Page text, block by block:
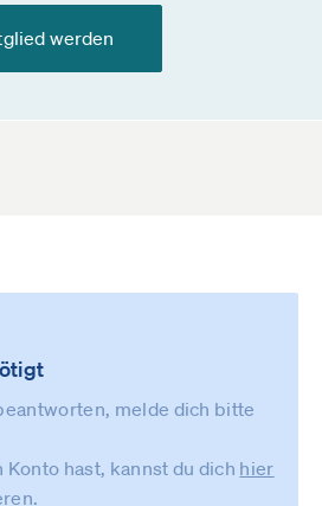
werden
melde dich bitte
Konto hast, kannst du dich hier
.